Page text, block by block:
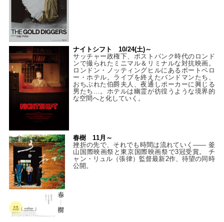
ナイトシフト 10/24(土)～
サッチャー政権下、ポストパンク時代のロンド
ンで撮られたミニマル＆リミナルな対抗映画。
ロンドン・ノッティングヒルにあるポートベロ
ー・ホテル。ライブを終えたバンドマンたち、
おちぶれた伯爵夫人、夜通しポーカーに興じる
男たち…。ホテルは幽霊が彷徨うような境界的
な空間へと化していく。
春樹 11月～
挫折の先で、それでも時間は流れていく—— 釜
山国際映画祭と東京国際映画祭で3冠受賞。 チ
ャン・リュル（張律）監督最新2作、待望の同時
公開。